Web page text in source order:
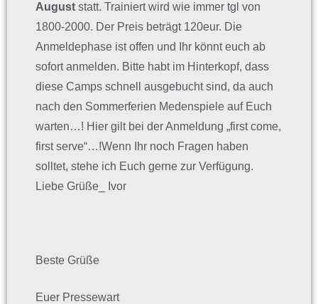
August statt. Trainiert wird wie immer tgl von
1800-2000. Der Preis beträgt 120eur. Die
Anmeldephase ist offen und Ihr könnt euch ab
sofort anmelden. Bitte habt im Hinterkopf, dass
diese Camps schnell ausgebucht sind, da auch
nach den Sommerferien Medenspiele auf Euch
warten…! Hier gilt bei der Anmeldung „first come,
first serve“…!Wenn Ihr noch Fragen haben
solltet, stehe ich Euch gerne zur Verfügung.
Liebe Grüße_ Ivor
Beste Grüße
Euer Pressewart